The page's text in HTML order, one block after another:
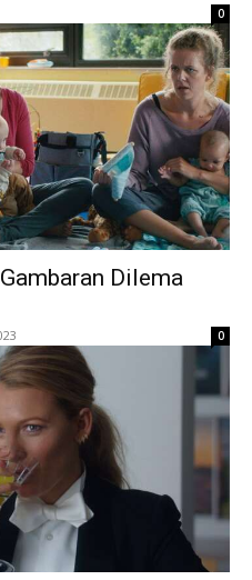
0
Dilema
0